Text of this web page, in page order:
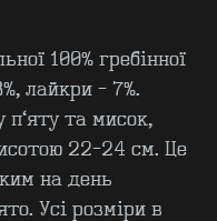
100% гребінної
лайкри - 7%.
та мисок,
22-24 см. Це
на день
Усі розміри в
F.A.Q